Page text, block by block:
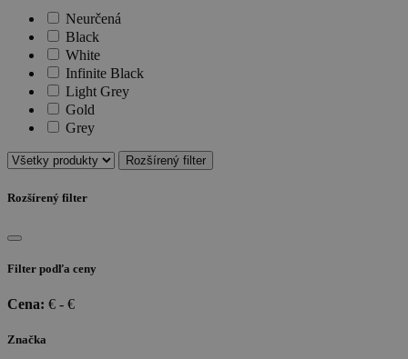
Neurčená
Black
White
Infinite Black
Light Grey
Gold
Grey
Rozšírený filter
Rozšírený filter
Filter podľa ceny
Cena: € - €
Značka